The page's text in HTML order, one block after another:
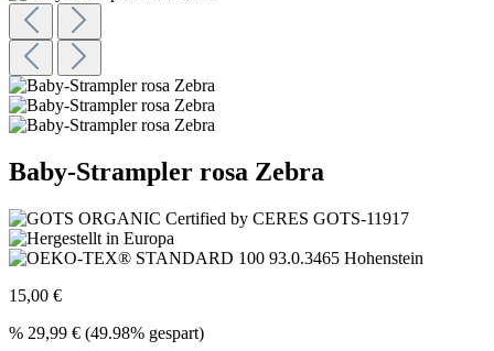
Baby-Strampler rosa Zebra
15,00 €
% 29,99 € (49.98% gespart)